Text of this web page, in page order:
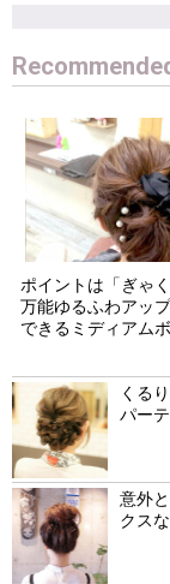
ポイントは「ぎゃ
万能ゆるふわアッ
できるミディアム
くる
パー
意外
クス